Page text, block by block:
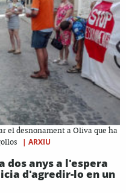
el desnonament a Oliva que ha
| ARXIU
dos anys a l'espera
d'agredir-lo en un